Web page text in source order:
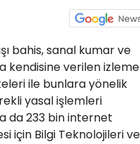
bahis, sanal kumar ve
kendisine verilen izleme
ile bunlara yönelik
yasal işlemleri
da 233 bin internet
için Bilgi Teknolojileri ve